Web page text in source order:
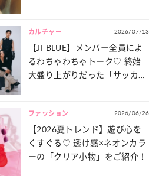
カルチャー 2026/07/13
【JI BLUE】メンバー全員によ
るわちゃわちゃトーク♡ 終始
大盛り上がりだった「サッカー
ファッション 2026/06/26
【2026夏トレンド】遊び心を
くすぐる♡ 透け感×ネオンカラ
ーの「クリア小物」をご紹介！